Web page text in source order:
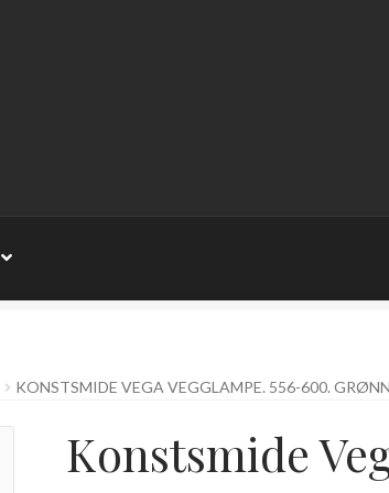
KONSTSMIDE VEGA VEGGLAMPE. 556-600. GRØNN
Konstsmide